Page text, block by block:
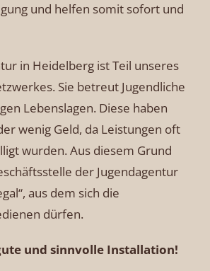
und helfen somit sofort und
in Heidelberg ist Teil unseres
Sie betreut Jugendliche
Lebenslagen. Diese haben
wenig Geld, da Leistungen oft
wurden. Aus diesem Grund
der Jugendagentur
aus dem sich die
dürfen.
und sinnvolle Installation!